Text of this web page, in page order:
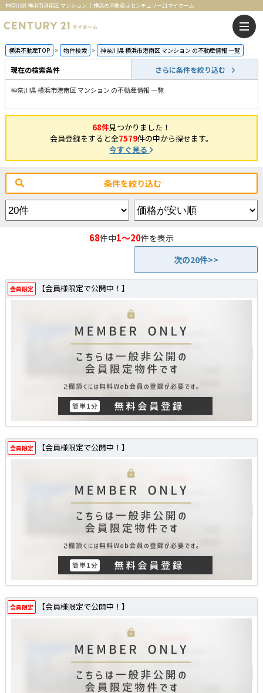
神奈川県 横浜市港南区 マンション ｜横浜の不動産はセンチュリー21マイホーム
横浜不動産TOP 物件検索 神奈川県 横浜市港南区 マンション の不動産情報 一覧
現在の検索条件 さらに条件を絞り込む
神奈川県 横浜市港南区 マンション の不動産情報 一覧
68件見つかりました！
会員登録をすると全7579件の中から探せます。
今すぐ見る
条件を絞り込む
68件中1～20件を表示
次の20件>>
会員限定 【会員様限定で公開中！】
会員限定 【会員様限定で公開中！】
会員限定 【会員様限定で公開中！】